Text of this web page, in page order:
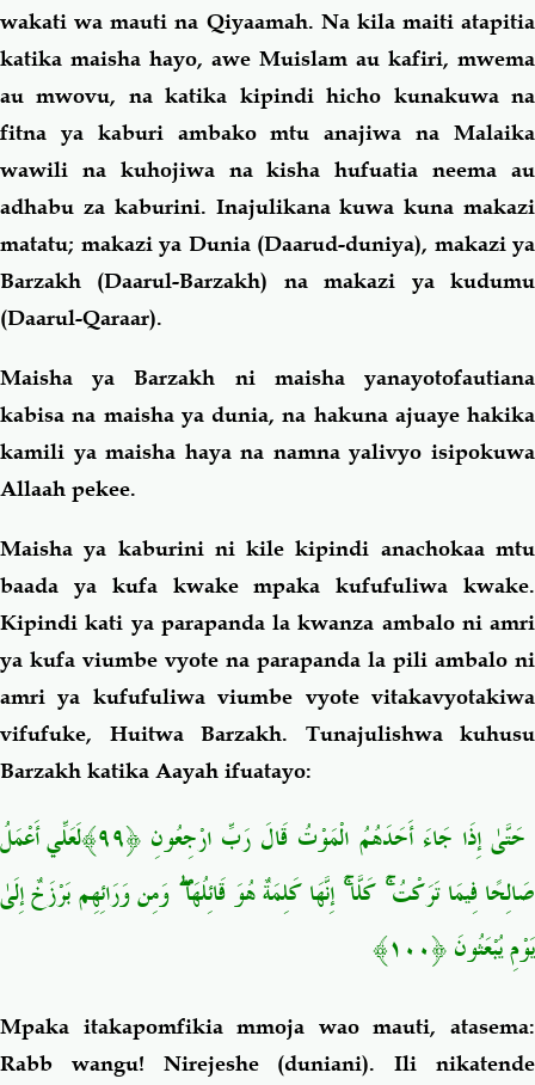
Mapishi
wakati wa mauti na Qiyaamah. Na kila maiti atapitia
katika maisha hayo, awe Muislam au kafiri, mwema
au mwovu, na katika kipindi hicho kunakuwa na
fitna ya kaburi ambako mtu anajiwa na Malaika
wawili na kuhojiwa na kisha hufuatia neema au
adhabu za kaburini. Inajulikana kuwa kuna makazi
matatu; makazi ya Dunia (Daarud-duniya), makazi ya
Barzakh (Daarul-Barzakh) na makazi ya kudumu
(Daarul-Qaraar).
Maisha ya Barzakh ni maisha yanayotofautiana
kabisa na maisha ya dunia, na hakuna ajuaye hakika
kamili ya maisha haya na namna yalivyo isipokuwa
Allaah pekee.
Maisha ya kaburini ni kile kipindi anachokaa mtu
baada ya kufa kwake mpaka kufufuliwa kwake.
Kipindi kati ya parapanda la kwanza ambalo ni amri
ya kufa viumbe vyote na parapanda la pili ambalo ni
amri ya kufufuliwa viumbe vyote vitakavyotakiwa
vifufuke, Huitwa Barzakh. Tunajulishwa kuhusu
Barzakh katika Aayah ifuatayo:
حَتَّىٰ إِذَا جَاءَ أَحَدَهُمُ الْمَوْتُ قَالَ رَبِّ ارْجِعُونِ ﴿٩٩﴾لَعَلِّي أَعْمَلُ
صَالِحًا فِيمَا تَرَكْتُ ۚ كَلَّا ۚ إِنَّهَا كَلِمَةٌ هُوَ قَائِلُهَا ۖ وَمِن وَرَائِهِم بَرْزَخٌ إِلَىٰ
يَوْمِ يُبْعَثُونَ ﴿١٠٠﴾
Mpaka itakapomfikia mmoja wao mauti, atasema:
Rabb wangu! Nirejeshe (duniani). Ili nikatende